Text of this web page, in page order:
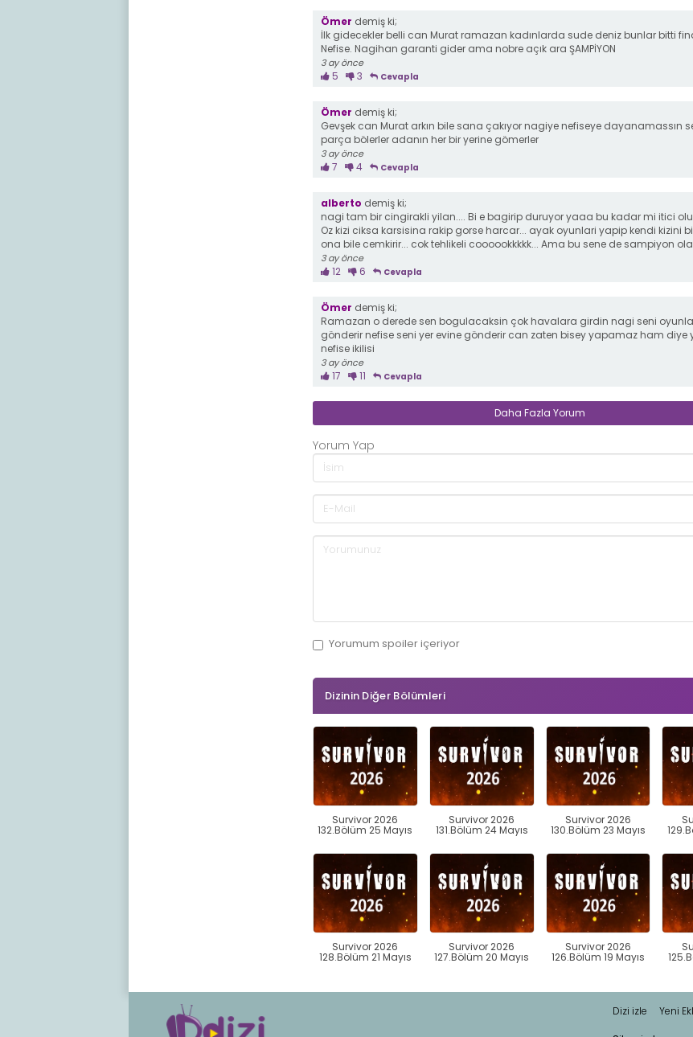
Ömer demiş ki;
İlk gidecekler belli can Murat ramazan kadınlarda sude deniz bunlar bitti
Nefise. Nagihan garanti gider ama nobre açık ara ŞAMPİYON
3 ay önce
5 3 Cevapla
Ömer demiş ki;
Gevşek can Murat arkın bile sana çakıyor nagiye nefiseye dayanamassın
parça bölerler adanın her bir yerine gömerler
3 ay önce
7 4 Cevapla
alberto demiş ki;
nagi tam bir cingirakli yilan.... Bi e bagirip duruyor yaaa bu kadar mi itici
Oz kizi ciksa karsisina rakip gorse harcar... ayak oyunlari yapip kendi kizini
ona bile cemkirir... cok tehlikeli coooookkkkk... Ama bu sene de sampiyon
3 ay önce
12 6 Cevapla
Ömer demiş ki;
Ramazan o derede sen bogulacaksin çok havalara girdin nagi seni
gönderir nefise seni yer evine gönderir can zaten bisey yapamaz ham diye
nefise ikilisi
3 ay önce
17 11 Cevapla
Daha Fazla Yorum
Yorum Yap
Yorumum spoileriçeriyor
Dizinin Diğer Bölümleri
Survivor 2026
132.Bölüm 25 Mayıs
Survivor 2026
131.Bölüm 24 Mayıs
Survivor 2026
130.Bölüm 23 Mayıs
Survivor 2026
128.Bölüm 21 Mayıs
Survivor 2026
127.Bölüm 20 Mayıs
Survivor 2026
126.Bölüm 19 Mayıs
Dizi izle Yeni